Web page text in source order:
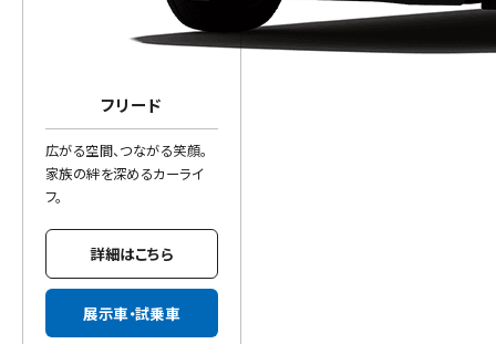
フリード
広がる空間、つながる笑顔。
家族の絆を深めるカーライ
フ。
詳細はこちら
展示車・試乗車